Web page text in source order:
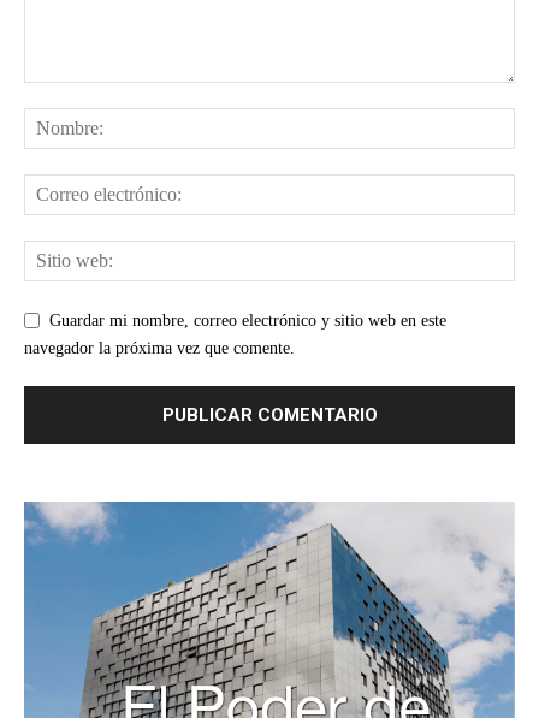
Guardar mi nombre, correo electrónico y sitio web en este
navegador la próxima vez que comente.